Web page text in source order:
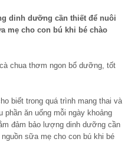
dinh dưỡng cần thiết để nuôi
mẹ cho con bú khi bé chào
chua thơm ngon bổ dưỡng, tốt
biết trong quá trình mang thai và
phần ăn uống mỗi ngày khoảng
đảm bảo lượng dinh dưỡng cần
sữa mẹ cho con bú khi bé